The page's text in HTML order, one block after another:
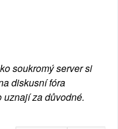
soukromý server si
diskusní fóra
uznají za důvodné.